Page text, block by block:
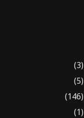
(3)
(5)
(146)
(1)